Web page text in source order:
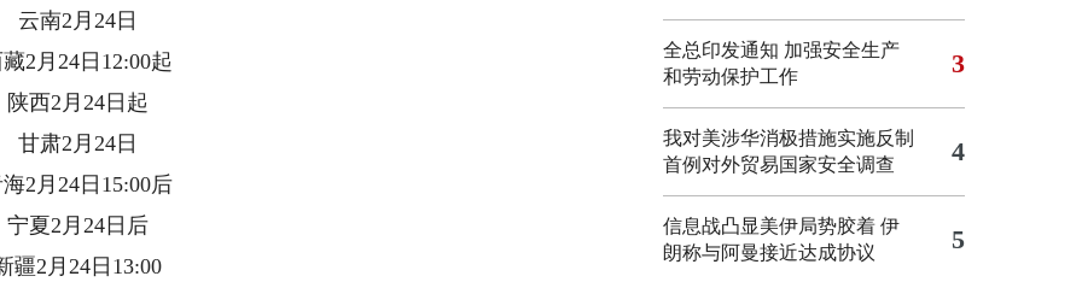
南2月24日
月24日12:00起
2月24日起
肃2月24日
月24日15:00后
2月24日后
2月24日13:00
全总印发通知 加强安全生产
和劳动保护工作
3
我对美涉华消极措施实施反制
首例对外贸易国家安全调查
4
信息战凸显美伊局势胶着 伊
朗称与阿曼接近达成协议
5